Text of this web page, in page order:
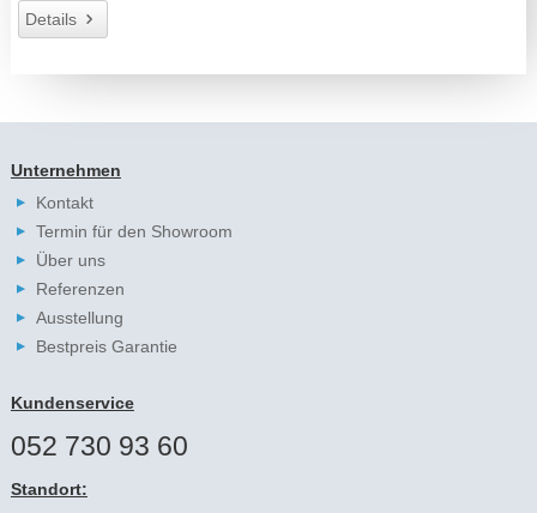
Details
Unternehmen
Kontakt
Termin für den Showroom
Über uns
Referenzen
Ausstellung
Bestpreis Garantie
Kundenservice
052 730 93 60
Standort: